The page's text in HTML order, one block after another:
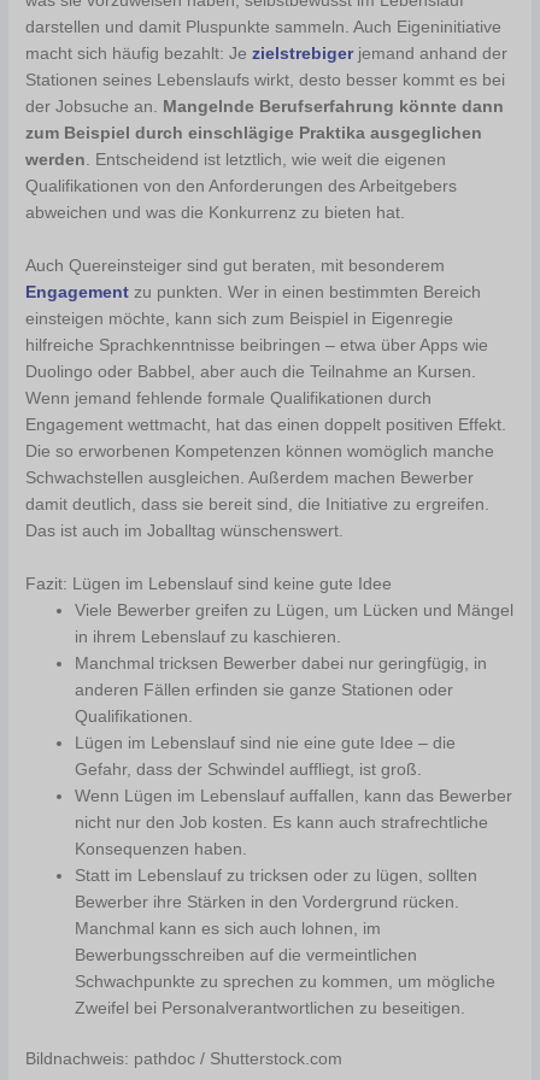
darstellen und damit Pluspunkte sammeln. Auch Eigeninitiative
macht sich häufig bezahlt: Jezielstrebigerjemand anhand der
Stationen seines Lebenslaufs wirkt, desto besser kommt es bei
der Jobsuche an. Mangelnde Berufserfahrung könnte dann
zum Beispiel durch einschlägige Praktika ausgeglichen
werden. Entscheidend ist letztlich, wie weit die eigenen
Qualifikationen von den Anforderungen des Arbeitgebers
abweichen und was die Konkurrenz zu bieten hat.
Auch Quereinsteiger sind gut beraten, mit besonderem
Engagement zu punkten. Wer in einen bestimmten Bereich
einsteigen möchte, kann sich zum Beispiel in Eigenregie
hilfreiche Sprachkenntnisse beibringen – etwa über Apps wie
Duolingo oder Babbel, aber auch die Teilnahme an Kursen.
Wenn jemand fehlende formale Qualifikationen durch
Engagement wettmacht, hat das einen doppelt positiven Effekt.
Die so erworbenen Kompetenzen können womöglich manche
Schwachstellen ausgleichen. Außerdem machen Bewerber
damit deutlich, dass sie bereit sind, die Initiative zu ergreifen.
Das ist auch im Joballtag wünschenswert.
Fazit: Lügen im Lebenslauf sind keine gute Idee
Viele Bewerber greifen zu Lügen, um Lücken und Mängel
in ihrem Lebenslauf zu kaschieren.
Manchmal tricksen Bewerber dabei nur geringfügig, in
anderen Fällen erfinden sie ganze Stationen oder
Qualifikationen.
Lügen im Lebenslauf sind nie eine gute Idee – die
Gefahr, dass der Schwindel auffliegt, ist groß.
Wenn Lügen im Lebenslauf auffallen, kann das Bewerber
nicht nur den Job kosten. Es kann auch strafrechtliche
Konsequenzen haben.
Statt im Lebenslauf zu tricksen oder zu lügen, sollten
Bewerber ihre Stärken in den Vordergrund rücken.
Manchmal kann es sich auch lohnen, im
Bewerbungsschreiben auf die vermeintlichen
Schwachpunkte zu sprechen zu kommen, um mögliche
Zweifel bei Personalverantwortlichen zu beseitigen.
Bildnachweis: pathdoc / Shutterstock.com